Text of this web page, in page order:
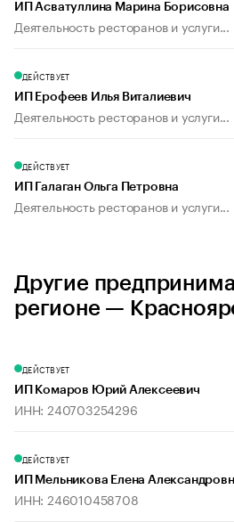
ИП Асватуллина Марина Борисовна
Деятельность ресторанов и услуги...
ДЕЙСТВУЕТ
ИП Ерофеев Илья Виталиевич
Деятельность ресторанов и услуги...
ДЕЙСТВУЕТ
ИП Галаган Ольга Петровна
Деятельность ресторанов и услуги...
Другие
регионе —
ДЕЙСТВУЕТ
ИП Комаров Юрий Алексеевич
ИНН: 240703254296
ДЕЙСТВУЕТ
ИП Мельникова Елена
ИНН: 246010458708